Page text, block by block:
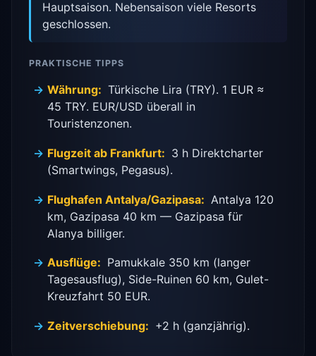
Hauptsaison. Nebensaison viele Resorts
geschlossen.
PRAKTISCHE TIPPS
Währung: Türkische Lira (TRY). 1 EUR ≈
45 TRY. EUR/USD überall in
Touristenzonen.
Flugzeit ab Frankfurt: 3 h Direktcharter
(Smartwings, Pegasus).
Flughafen Antalya/Gazipasa: Antalya 120
km, Gazipasa 40 km — Gazipasa für
Alanya billiger.
Ausflüge: Pamukkale 350 km (langer
Tagesausflug), Side-Ruinen 60 km, Gulet-
Kreuzfahrt 50 EUR.
Zeitverschiebung: +2 h (ganzjährig).